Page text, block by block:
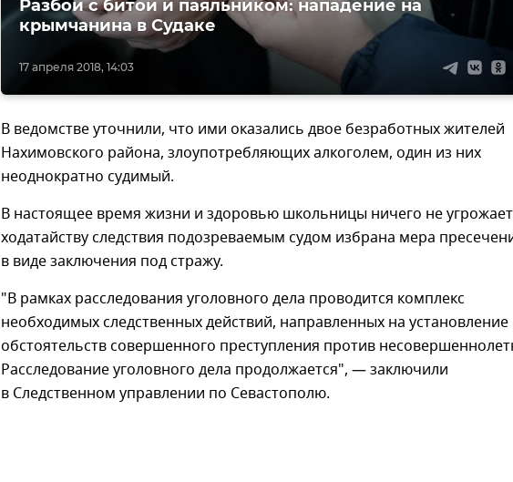
17 апреля 2018, 14:03
Разбой с битой и паяльником: нападение на
крымчанина в Судаке
В ведомстве уточнили, что ими оказались двое безработных жителей
Нахимовского района, злоупотребляющих алкоголем, один из них
неоднократно судимый.
В настоящее время жизни и здоровью школьницы ничего не
ходатайству следствия подозреваемым судом избрана мера
в виде заключения под стражу.
"В рамках расследования уголовного дела проводится комплекс
необходимых следственных действий, направленных на установление
обстоятельств совершенного преступления против
Расследование уголовного дела продолжается", — заключили
в Следственном управлении по Севастополю.